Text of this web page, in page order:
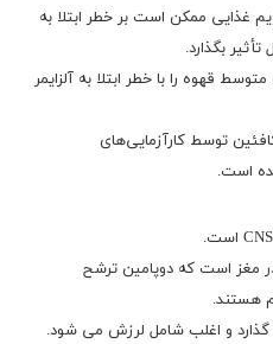
غذایی ممکن است بر خطر ابتلا به
بگذارد.
قهوه را با خطر ابتلا به آلزایمر
توسط کارآزمایی‌های
است.
است که دوپامین ترشح
هستند.
گذارد و اغلب شامل لرزش می شود.